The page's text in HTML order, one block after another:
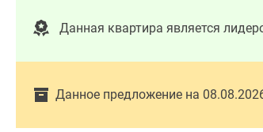
Данная квартира является
Данное предложение на